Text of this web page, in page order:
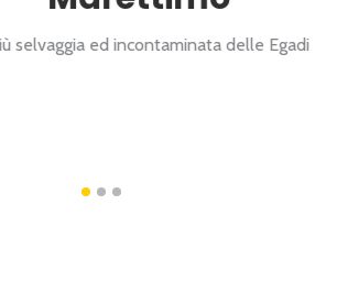
ed incontaminata delle Egadi